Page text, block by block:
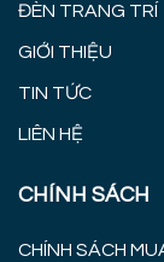
ĐÈN TRANG TRÍ
GIỚI THIỆU
TIN TỨC
LIÊN HỆ
CHÍNH SÁCH
CHÍNH SÁCH